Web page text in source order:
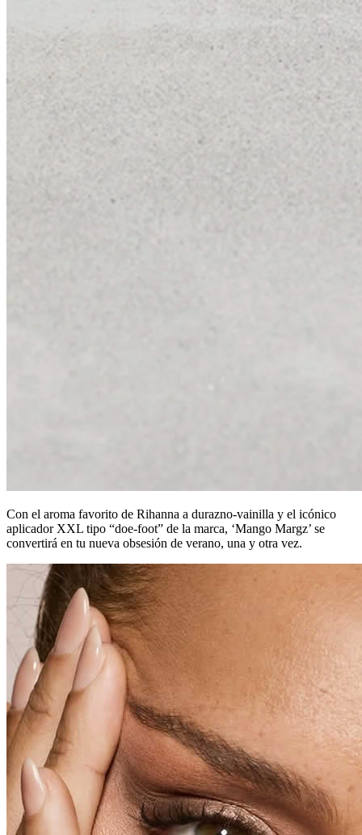
Con el aroma favorito de Rihanna a durazno-vainilla y el icónico
aplicador XXL tipo “doe-foot” de la marca, ‘Mango Margz’ se
convertirá en tu nueva obsesión de verano, una y otra vez.